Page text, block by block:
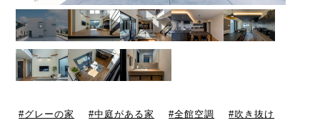
グレーの家 中庭がある家 全館空調 吹き抜け